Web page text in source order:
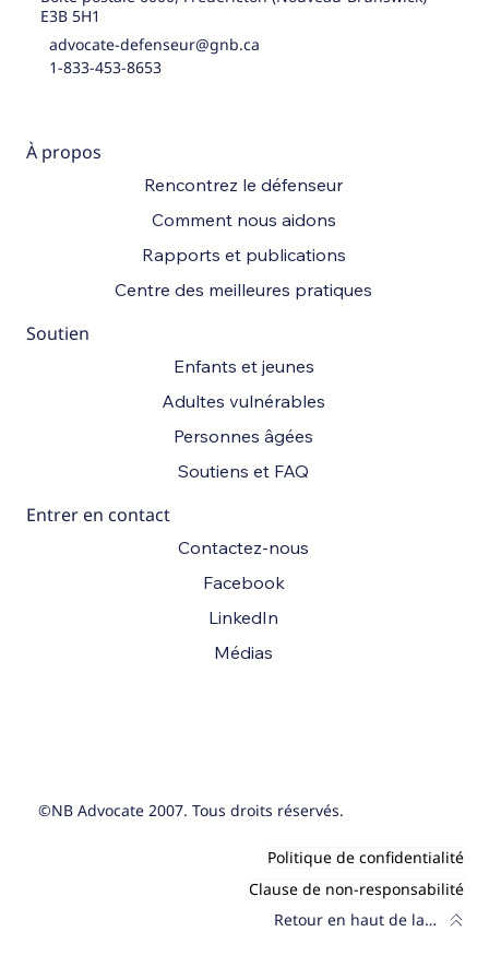
©NB Advocate 2007. Tous droits réservés.
E3B 5H1
advocate-defenseur@gnb.ca
1-833-453-8653
À propos
Rencontrez le défenseur
Comment nous aidons
Rapports et publications
Centre des meilleures pratiques
Soutien
Enfants et jeunes
Adultes vulnérables
Personnes âgées
Soutiens et FAQ
Entrer en contact
Contactez-nous
Facebook
Médias
LinkedIn
Politique de confidentialité
Clause de non-responsabilité
Retour en haut de la page